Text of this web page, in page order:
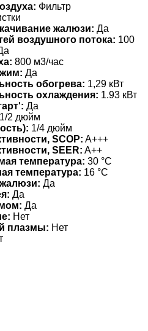
Фильтр
жалюзи: Да
воздушного потока: 100
800 м3/час
Да
обогрева: 1,29 кВт
охлаждения: 1.93 кВт
Да
1/2 дюйм
1/4 дюйм
SCOP: A+++
SEER: A++
температура: 30 °С
температура: 16 °С
Да
Да
Да
Нет
плазмы: Нет